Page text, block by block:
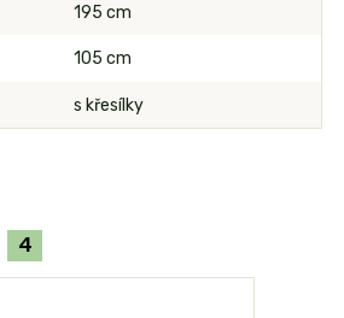
195 cm
105 cm
s křesílky
4